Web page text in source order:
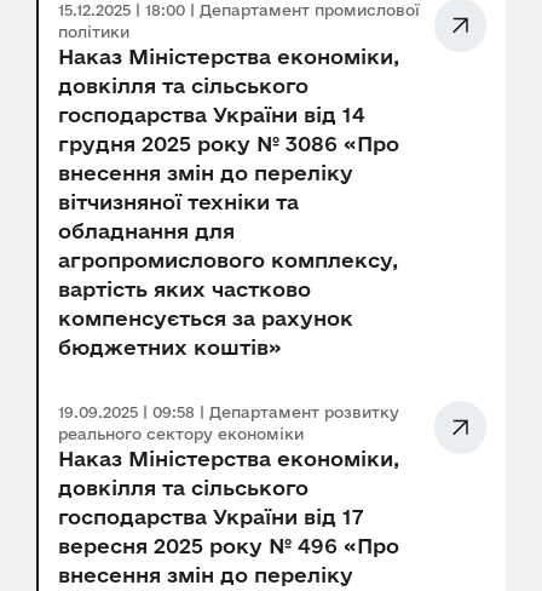
15.12.2025 | 18:00 | Департамент промислової
політики
Наказ Міністерства економіки,
довкілля та сільського
господарства України від 14
грудня 2025 року № 3086 «Про
внесення змін до переліку
вітчизняної техніки та
обладнання для
агропромислового комплексу,
вартість яких частково
компенсується за рахунок
бюджетних коштів»
19.09.2025 | 09:58 | Департамент розвитку
реального сектору економіки
Наказ Міністерства економіки,
довкілля та сільського
господарства України від 17
вересня 2025 року № 496 «Про
внесення змін до переліку